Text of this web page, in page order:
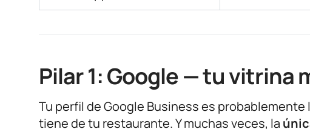
Pilar 1: Google — tu vitrina
Tu perfil de Google Business es
tiene de tu restaurante. Y muchas veces, la